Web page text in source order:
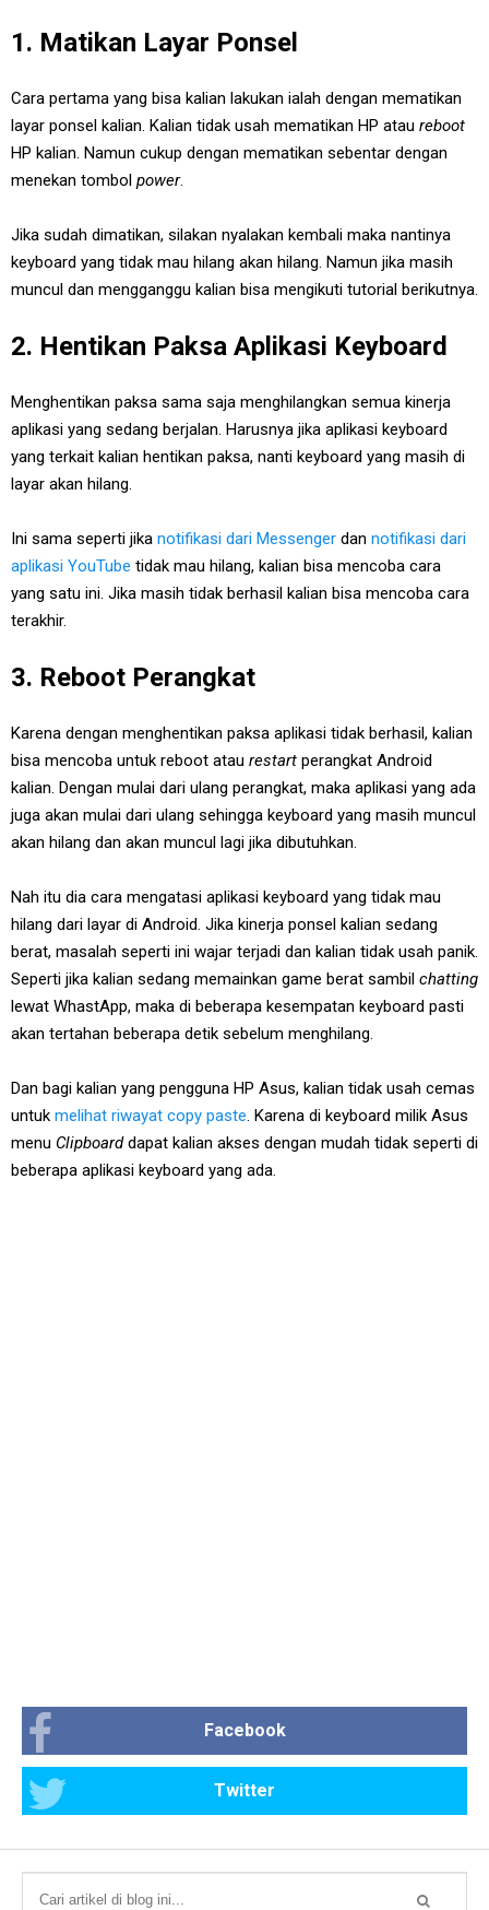
1. Matikan Layar Ponsel
Cara pertama yang bisa kalian lakukan ialah dengan mematikan
layar ponsel kalian. Kalian tidak usah mematikan HP atau reboot
HP kalian. Namun cukup dengan mematikan sebentar dengan
menekan tombol power.
Jika sudah dimatikan, silakan nyalakan kembali maka nantinya
keyboard yang tidak mau hilang akan hilang. Namun jika masih
muncul dan mengganggu kalian bisa mengikuti tutorial berikutnya.
2. Hentikan Paksa Aplikasi Keyboard
Menghentikan paksa sama saja menghilangkan semua kinerja
aplikasi yang sedang berjalan. Harusnya jika aplikasi keyboard
yang terkait kalian hentikan paksa, nanti keyboard yang masih di
layar akan hilang.
Ini sama seperti jika notifikasi dari Messenger dan notifikasi dari
aplikasi YouTube tidak mau hilang, kalian bisa mencoba cara
yang satu ini. Jika masih tidak berhasil kalian bisa mencoba cara
terakhir.
3. Reboot Perangkat
Karena dengan menghentikan paksa aplikasi tidak berhasil, kalian
bisa mencoba untuk reboot atau restart perangkat Android
kalian. Dengan mulai dari ulang perangkat, maka aplikasi yang ada
juga akan mulai dari ulang sehingga keyboard yang masih muncul
akan hilang dan akan muncul lagi jika dibutuhkan.
Nah itu dia cara mengatasi aplikasi keyboard yang tidak mau
hilang dari layar di Android. Jika kinerja ponsel kalian sedang
berat, masalah seperti ini wajar terjadi dan kalian tidak usah panik.
Seperti jika kalian sedang memainkan game berat sambil chatting
lewat WhastApp, maka di beberapa kesempatan keyboard pasti
akan tertahan beberapa detik sebelum menghilang.
Dan bagi kalian yang pengguna HP Asus, kalian tidak usah cemas
untuk melihat riwayat copy paste. Karena di keyboard milik Asus
menu Clipboarddapat kalian akses dengan mudah tidak seperti di
beberapa aplikasi keyboard yang ada.
Facebook
Twitter